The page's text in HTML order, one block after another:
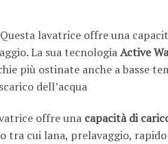
lavatrice offre una
La sua tecnologiaActive
più ostinate anche a basse
dell’acqua
offre una capacità di
tra cui lana, prelavaggio,